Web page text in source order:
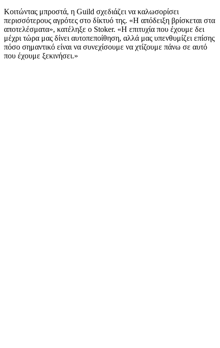
Κοιτώντας μπροστά, η Guild σχεδιάζει να καλωσορίσει
περισσότερους αγρότες στο δίκτυό της. «Η απόδειξη βρίσκεται στα
αποτελέσματα», κατέληξε ο Stoker. «Η επιτυχία που έχουμε δει
μέχρι τώρα μας δίνει αυτοπεποίθηση, αλλά μας υπενθυμίζει επίσης
πόσο σημαντικό είναι να συνεχίσουμε να χτίζουμε πάνω σε αυτό
που έχουμε ξεκινήσει.»